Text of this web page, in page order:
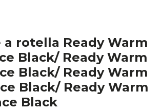
rotella Ready Warm
Black/ Ready Warm
Black/ Ready Warm
Black/ Ready Warm
Black